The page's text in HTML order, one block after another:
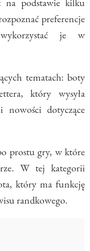
preferencje
je w
tematach: boty
który wysyła
nowości dotyczące
prostu gry, w które
W tej kategorii
który ma funkcję
randkowego.